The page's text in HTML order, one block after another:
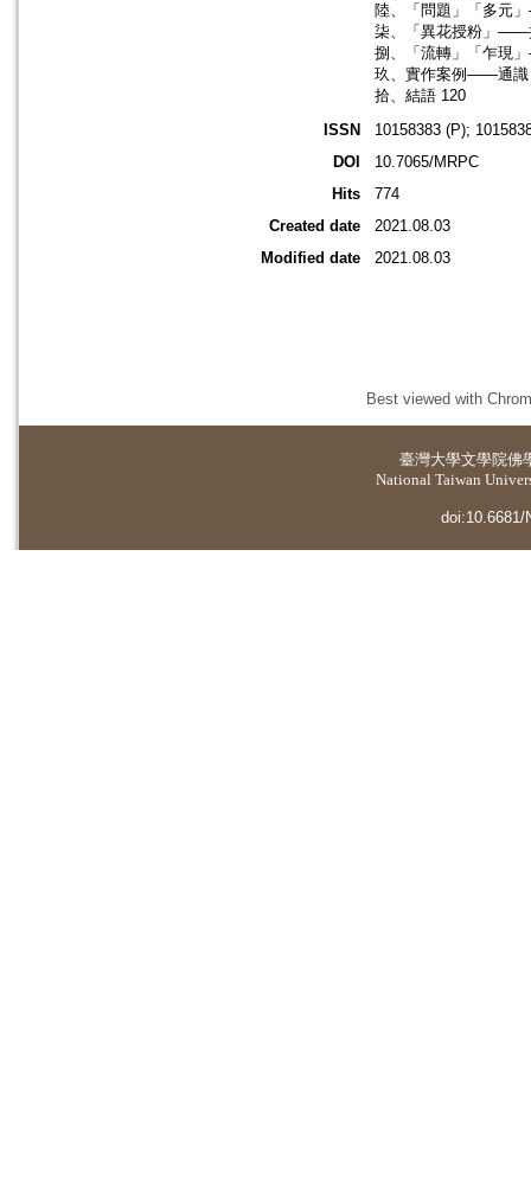
陸、「問題」「多元
柒、「異花授粉」——
捌、「流轉」「乍現
玖、實作案例——通識
拾、結語 120
ISSN
10158383 (P);
DOI
10.7065/MRPC
Hits
774
Created date
2021.08.03
Modified date
2021.08.03
Best viewed with
臺灣大學文學院佛
National Taiwan
doi:10.6681/